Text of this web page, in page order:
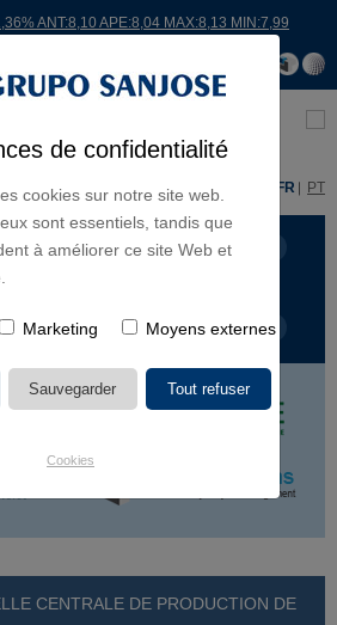
de confidentialité
cookies sur notre site web.
sont essentiels, tandis que
à améliorer ce site Web et
Marketing Moyens externes
Cookies
ANT:8,10 APE:8,04 MAX:8,13 MIN:7,99
ES FR PT
CONTINENTS
NOM DU PROJET
CENTRALE DE PRODUCTION DE